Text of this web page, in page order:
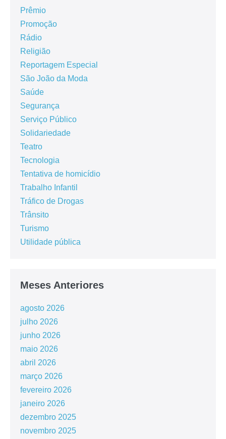
Prêmio
Promoção
Rádio
Religião
Reportagem Especial
São João da Moda
Saúde
Segurança
Serviço Público
Solidariedade
Teatro
Tecnologia
Tentativa de homicídio
Trabalho Infantil
Tráfico de Drogas
Trânsito
Turismo
Utilidade pública
Meses Anteriores
agosto 2026
julho 2026
junho 2026
maio 2026
abril 2026
março 2026
fevereiro 2026
janeiro 2026
dezembro 2025
novembro 2025